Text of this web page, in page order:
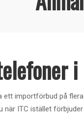
i
ett importförbud på
ITC istället